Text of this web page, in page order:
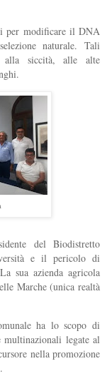
per modificare il DNA
naturale. Tali
alla siccità, alle alte
del Biodistretto
e il pericolo di
sua azienda agricola
Marche (unica realtà
ha lo scopo di
legate al
nella promozione